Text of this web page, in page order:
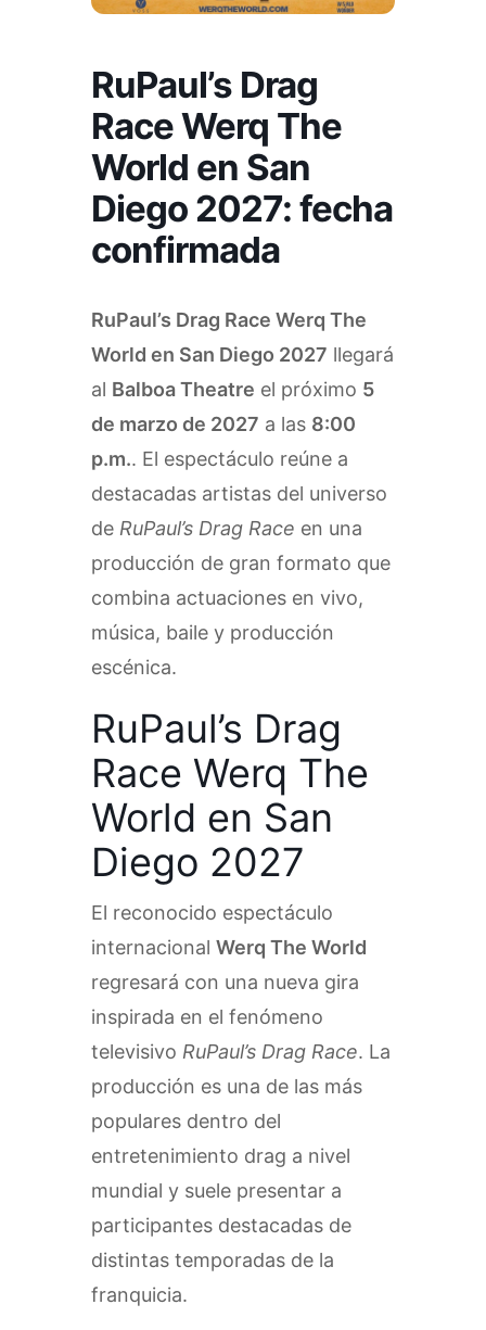
RuPaul’s Drag
Race Werq The
World en San
Diego 2027: fecha
confirmada
RuPaul’s Drag Race Werq The
World en San Diego 2027 llegará
al Balboa Theatre el próximo 5
de marzo de 2027 a las 8:00
p.m.. El espectáculo reúne a
destacadas artistas del universo
de RuPaul’s Drag Race en una
producción de gran formato que
combina actuaciones en vivo,
música, baile y producción
escénica.
RuPaul’s Drag
Race Werq The
World en San
Diego 2027
El reconocido espectáculo
internacional Werq The World
regresará con una nueva gira
inspirada en el fenómeno
televisivo RuPaul’s Drag Race. La
producción es una de las más
populares dentro del
entretenimiento drag a nivel
mundial y suele presentar a
participantes destacadas de
distintas temporadas de la
franquicia.